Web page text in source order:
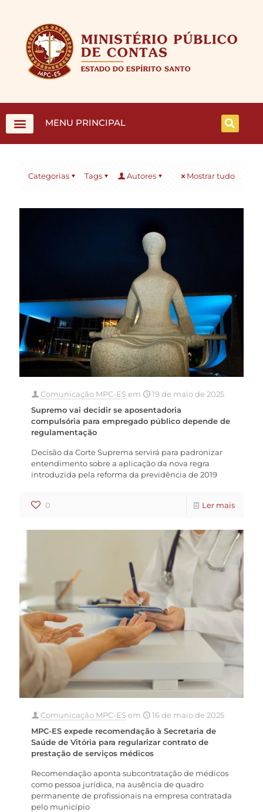
MENU PRINCIPAL
Categorias Tags Autores Mostrar tudo
Comunicação MPC-ESem
19 de maio de 2025
Supremo vai decidir se aposentadoria
compulsória para empregado público depende de
regulamentação
Decisão da Corte Suprema servirá para padronizar
entendimento sobre a aplicação da nova regra
introduzida pela reforma da previdência de 2019
0 Ler mais
Comunicação MPC-ESem
16 de maio de 2025
MPC-ES expede recomendação à Secretaria de
Saúde de Vitória para regularizar contrato de
prestação de serviços médicos
Recomendação aponta subcontratação de médicos
como pessoa jurídica, na ausência de quadro
permanente de profissionais na empresa contratada
pelo município